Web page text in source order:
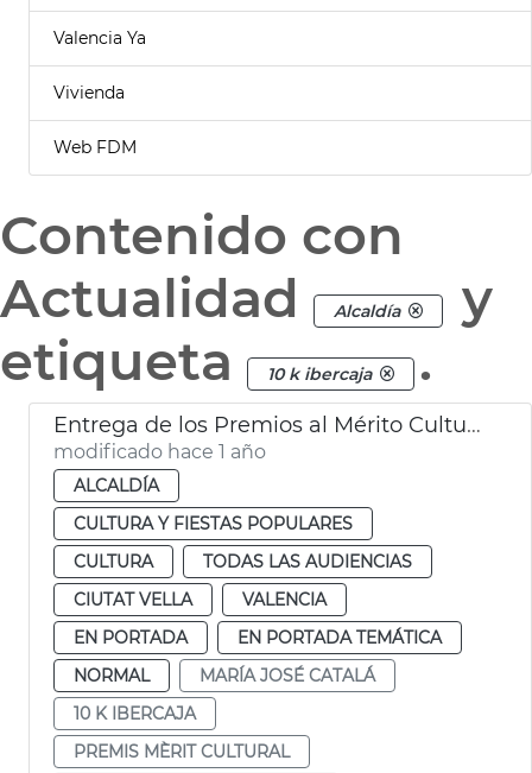
Valencia Ya
Vivienda
Web FDM
Contenido con
Actualidad
Alcaldía
y
etiqueta
10 k ibercaja .
Entrega de los Premios al Mérito Cultural
modificado hace 1 año
ALCALDÍA
CULTURA Y FIESTAS POPULARES
CULTURA
TODAS LAS AUDIENCIAS
CIUTAT VELLA
VALENCIA
EN PORTADA
EN PORTADA TEMÁTICA
NORMAL
MARÍA JOSÉ CATALÁ
10 K IBERCAJA
PREMIS MÈRIT CULTURAL